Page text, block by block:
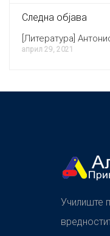
Следна објава
[Литература]
април 29, 2021
Училиште